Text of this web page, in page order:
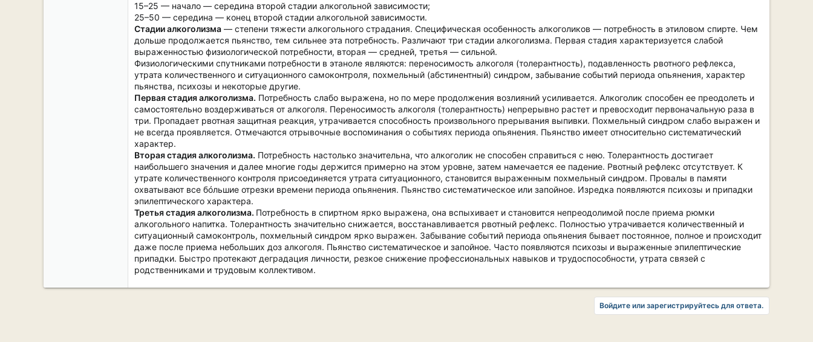
15–25 — начало — середина второй стадии алкогольной зависимости;
25–50 — середина — конец второй стадии алкогольной зависимости.
Стадии алкоголизма — степени тяжести алкогольного страдания. Специфическая особенность алкоголиков — потребность в этиловом спирте. Чем
дольше продолжается пьянство, тем сильнее эта потребность. Различают три стадии алкоголизма. Первая стадия характеризуется слабой
выраженностью физиологической потребности, вторая — средней, третья — сильной.
Физиологическими спутниками потребности в этаноле являются: переносимость алкоголя (толерантность), подавленность рвотного рефлекса,
утрата количественного и ситуационного самоконтроля, похмельный (абстинентный) синдром, забывание событий периода опьянения, характер
пьянства, психозы и некоторые другие.
Первая стадия алкоголизма. Потребность слабо выражена, но по мере продолжения возлияний усиливается. Алкоголик способен ее преодолеть и
самостоятельно воздерживаться от алкоголя. Переносимость алкоголя (толерантность) непрерывно растет и превосходит первоначальную раза в
три. Пропадает рвотная защитная реакция, утрачивается способность произвольного прерывания выпивки. Похмельный синдром слабо выражен и
не всегда проявляется. Отмечаются отрывочные воспоминания о событиях периода опьянения. Пьянство имеет относительно систематический
характер.
Вторая стадия алкоголизма. Потребность настолько значительна, что алкоголик не способен справиться с нею. Толерантность достигает
наибольшего значения и далее многие годы держится примерно на этом уровне, затем намечается ее падение. Рвотный рефлекс отсутствует. К
утрате количественного контроля присоединяется утрата ситуационного, становится выраженным похмельный синдром. Провалы в памяти
охватывают все бóльшие отрезки времени периода опьянения. Пьянство систематическое или запойное. Изредка появляются психозы и припадки
эпилептического характера.
Третья стадия алкоголизма. Потребность в спиртном ярко выражена, она вспыхивает и становится непреодолимой после приема рюмки
алкогольного напитка. Толерантность значительно снижается, восстанавливается рвотный рефлекс. Полностью утрачивается количественный и
ситуационный самоконтроль, похмельный синдром ярко выражен. Забывание событий периода опьянения бывает постоянное, полное и происходит
даже после приема небольших доз алкоголя. Пьянство систематическое и запойное. Часто появляются психозы и выраженные эпилептические
припадки. Быстро протекают деградация личности, резкое снижение профессиональных навыков и трудоспособности, утрата связей с
родственниками и трудовым коллективом.
Войдите или зарегистрируйтесь для ответа.